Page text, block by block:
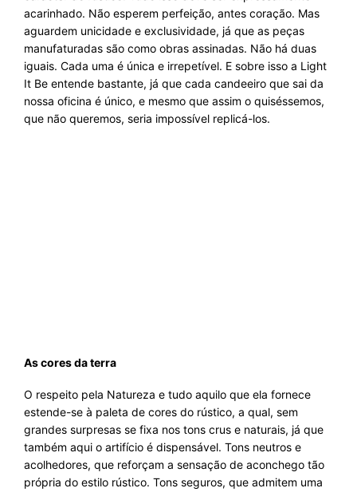
acarinhado. Não esperem perfeição, antes coração. Mas
aguardem unicidade e exclusividade, já que as peças
manufaturadas são como obras assinadas. Não há duas
iguais. Cada uma é única e irrepetível. E sobre isso a Light
It Be entende bastante, já que cada candeeiro que sai da
nossa oficina é único, e mesmo que assim o quiséssemos,
que não queremos, seria impossível replicá-los.
As cores da terra
O respeito pela Natureza e tudo aquilo que ela fornece
estende-se à paleta de cores do rústico, a qual, sem
grandes surpresas se fixa nos tons crus e naturais, já que
também aqui o artifício é dispensável. Tons neutros e
acolhedores, que reforçam a sensação de aconchego tão
própria do estilo rústico. Tons seguros, que admitem uma